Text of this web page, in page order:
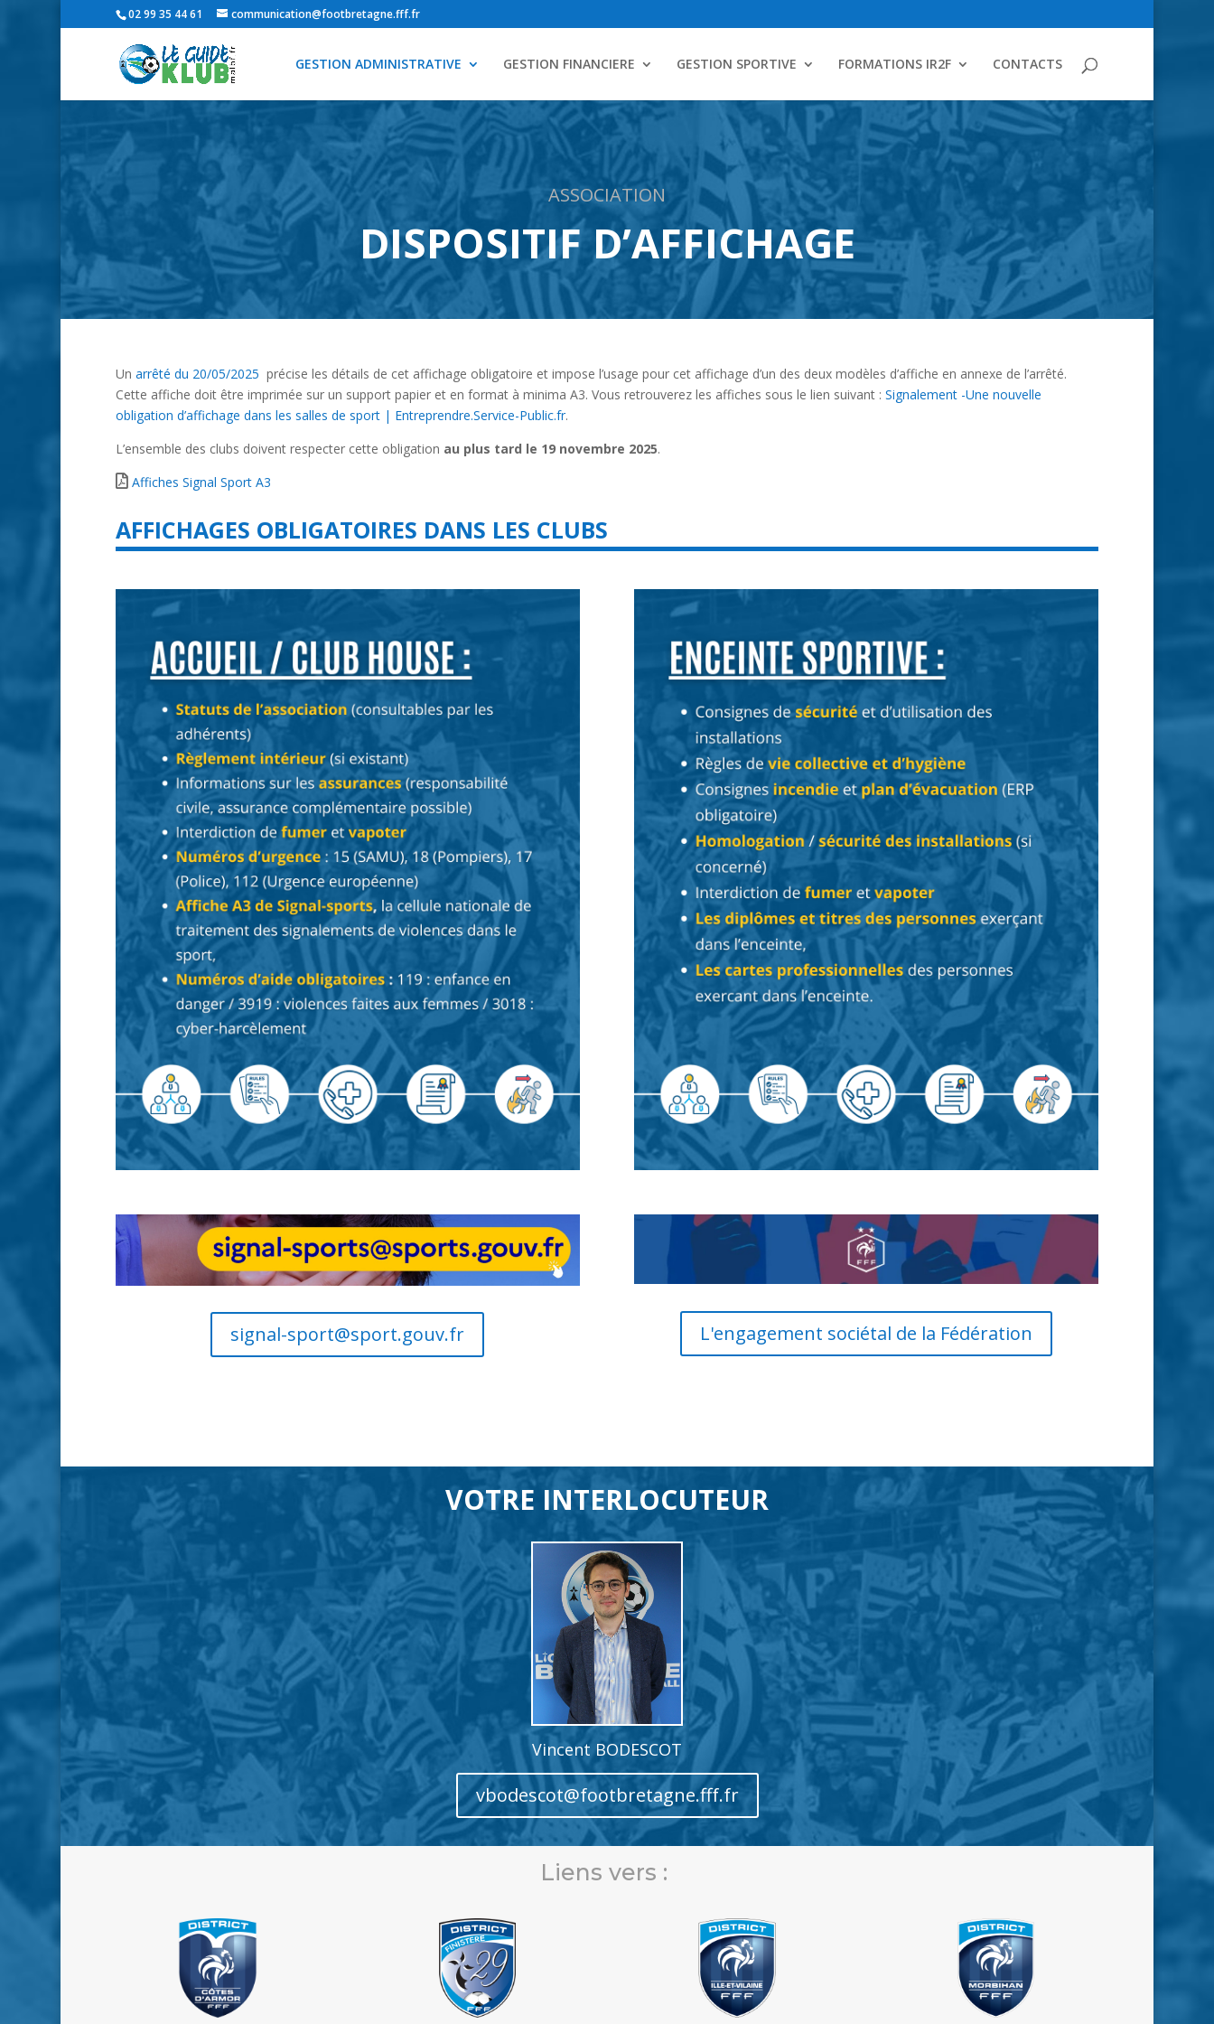
02 99 35 44 61 communication@footbretagne.fff.fr
GESTION ADMINISTRATIVE GESTION FINANCIERE GESTION SPORTIVE FORMATIONS IR2F CONTACTS
ASSOCIATION
DISPOSITIF D’AFFICHAGE
Un arrêté du 20/05/2025 précise les détails de cet affichage obligatoire et impose l’usage pour cet affichage d’un des deux modèles d’affiche en annexe de l’arrêté.
Cette affiche doit être imprimée sur un support papier et en format à minima A3. Vous retrouverez les affiches sous le lien suivant : Signalement -Une nouvelle
obligation d’affichage dans les salles de sport | Entreprendre.Service-Public.fr.
L’ensemble des clubs doivent respecter cette obligation au plus tard le 19 novembre 2025.
Affiches Signal Sport A3
AFFICHAGES OBLIGATOIRES DANS LES CLUBS
signal-sport@sport.gouv.fr L'engagement sociétal de la Fédération
VOTRE INTERLOCUTEUR
Vincent BODESCOT
vbodescot@footbretagne.fff.fr
Liens vers :